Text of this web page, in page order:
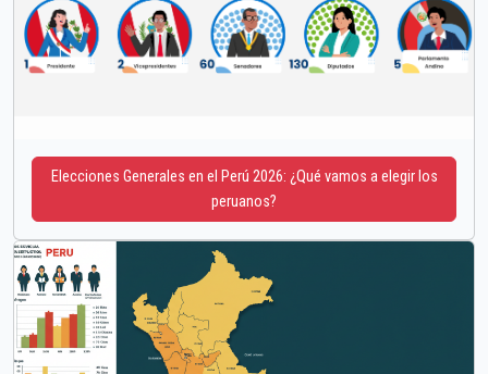
Elecciones Generales en el Perú 2026: ¿Qué vamos a elegir los
peruanos?